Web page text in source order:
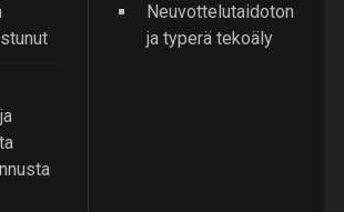
Neuvottelutaidoton
ja typerä tekoäly